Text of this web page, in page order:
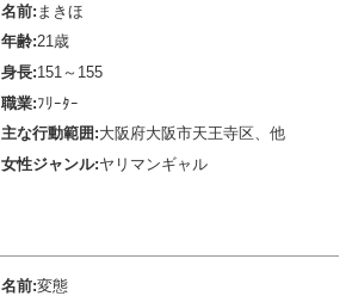
名前: まきほ
年齢:21歳
身長:151～155
職業:ﾌﾘｰﾀｰ
主な行動範囲:大阪府大阪市天王寺区、他
女性ジャンル:ヤリマンギャル
名前:変態